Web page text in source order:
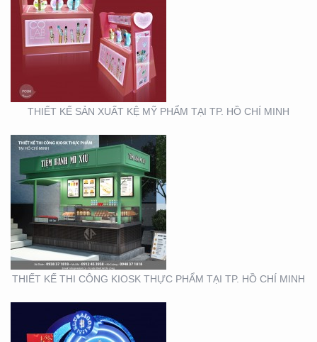
THIẾT KẾ SẢN XUẤT KỆ MỸ PHẨM TẠI TP. HỒ CHÍ MINH
THIẾT KẾ THI CÔNG
KIOSK THỰC PHẨM TẠI
TP. HỒ CHÍ MINH
THIẾT KẾ THI CÔNG KIOSK THỰC PHẨM TẠI TP. HỒ CHÍ MINH
THIẾT KẾ THI CÔNG
GIAN HÀNG BLU SÀI
GÒN